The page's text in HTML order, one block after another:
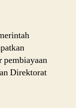
pembiayaan
Direktorat